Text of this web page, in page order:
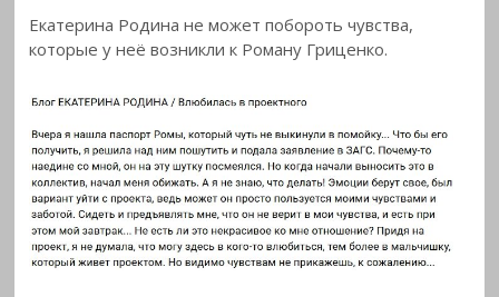
Екатерина Родина не может побороть чувства,
которые у неё возникли к Роману Гриценко.